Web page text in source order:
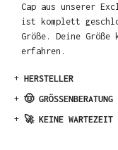
Cap aus unserer
ist komplett
Größe. Deine
erfahren.
+ HERSTELLER
+ 🤠 GRÖSSENBERATUNG
+ 🚀 KEINE WARTEZEIT